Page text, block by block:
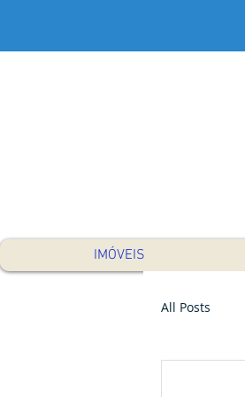
IMÓVEIS
All Posts